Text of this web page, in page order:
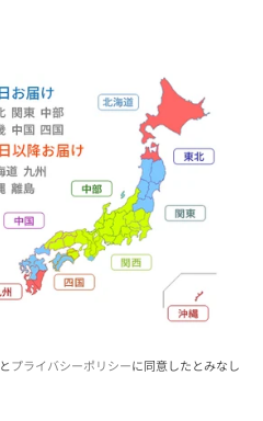
とプライバシーポリシーに同意したとみなし